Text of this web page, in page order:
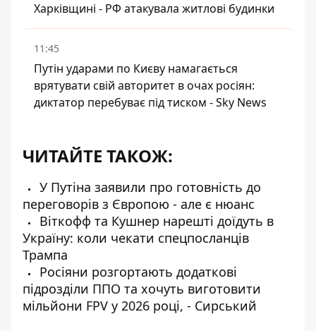
Харківщині - РФ атакувала житлові будинки
11:45
Путін ударами по Києву намагається
врятувати свій авторитет в очах росіян:
диктатор перебуває під тиском - Sky News
ЧИТАЙТЕ ТАКОЖ:
У Путіна заявили про готовність до
переговорів з Європою - але є нюанс
Віткофф та Кушнер нарешті доїдуть в
Україну: коли чекати спецпосланців
Трампа
Росіяни розгортають додаткові
підрозділи ППО та хочуть виготовити
мільйони FPV у 2026 році, - Сирський